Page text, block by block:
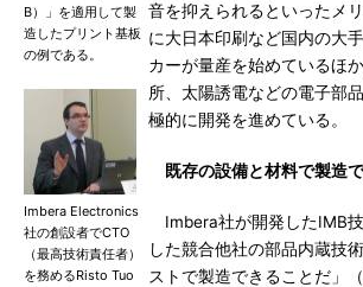
B）」を適用して製
造したプリント基板
の例である。
Imbera Electronics
社の創設者でCTO
（最高技術責任者）
を務めるRisto Tuo
音を抑えられるといったメ
に大日本印刷など国内の大
カーが量産を始めているほ
所、太陽誘電などの電子部
極的に開発を進めている。
既存の設備と材料で製造
Imbera社が開発したIMB
した競合他社の部品内蔵技
ストで製造できることだ」